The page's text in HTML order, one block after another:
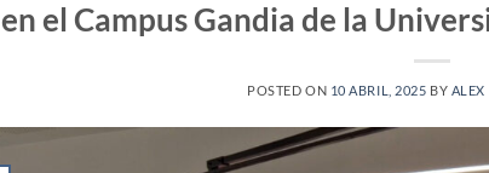
en el Campus Gandia de la
POSTED ON 10 ABRIL, 2025 BY